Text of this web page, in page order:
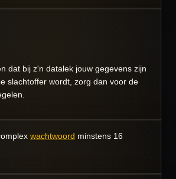
dat bij z'n datalek jouw gegevens zijn
slachtoffer wordt, zorg dan voor de
wachtwoord minstens 16